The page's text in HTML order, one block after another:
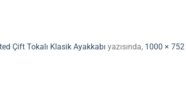
Çift Tokalı Klasik Ayakkabı yazısında, 1000 × 752